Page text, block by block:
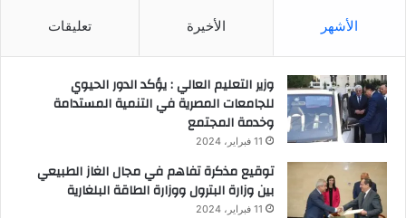
الأشهر الأخيرة تعليقات
وزير التعليم العالي : يؤكد الدور الحيوي
للجامعات المصرية في التنمية المستدامة
وخدمة المجتمع
11 فبراير، 2024
توقيع مذكرة تفاهم في مجال الغاز الطبيعي
بين وزارة البترول ووزارة الطاقة البلغارية
11 فبراير، 2024